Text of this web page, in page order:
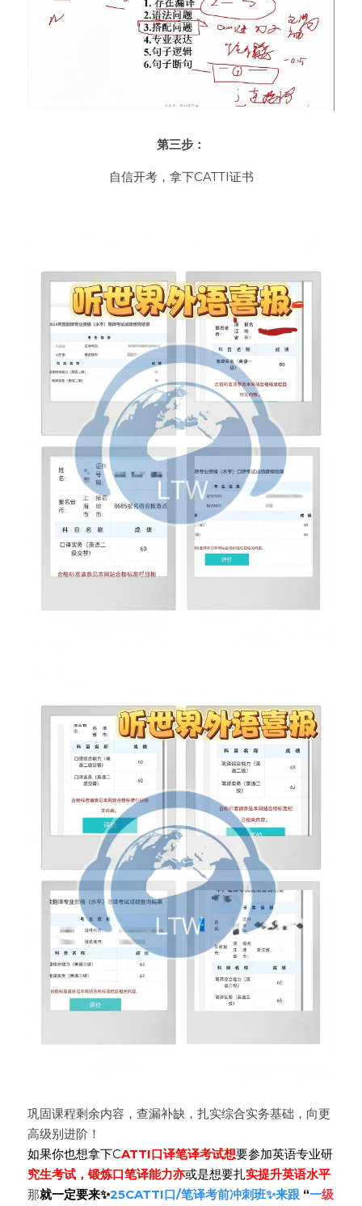
第三步：
自信开考，拿下CATTI证书
巩固课程剩余内容，查漏补缺，扎实综合实务基础，向更
高级别进阶！
如果你也想拿下CATTI口译笔译考试想要参加英语专业研
究生考试，锻炼口笔译能力亦或是想要扎实提升英语水平
那就一定要来✨25CATTI口/笔译考前冲刺班✨来跟 “一级